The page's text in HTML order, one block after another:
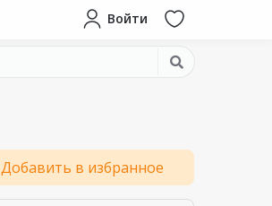
Войти
Добавить в избранное